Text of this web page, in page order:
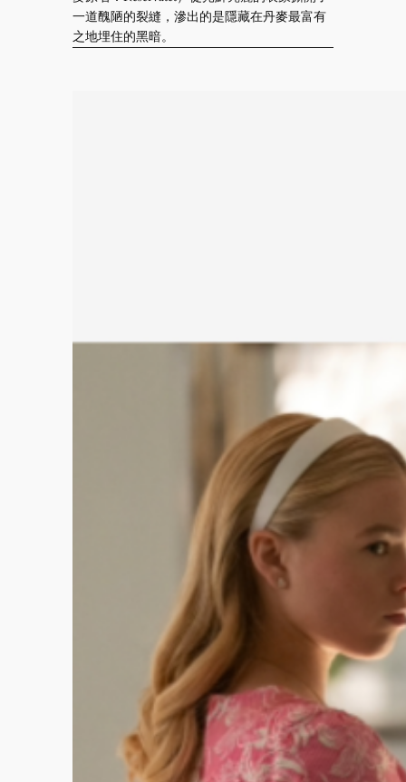
一道醜陋的裂縫，滲出的是隱藏在丹麥最富有
之地埋住的黑暗。